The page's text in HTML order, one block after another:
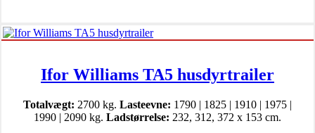
Ifor Williams TA5 husdyrtrailer
Totalvægt: 2700 kg. Lasteevne: 1790 | 1825 | 1910 | 1975 |
1990 | 2090 kg. Ladstørrelse: 232, 312, 372 x 153 cm.